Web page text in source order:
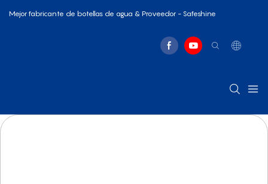
Mejor fabricante de botellas de agua & Proveedor - Safeshine